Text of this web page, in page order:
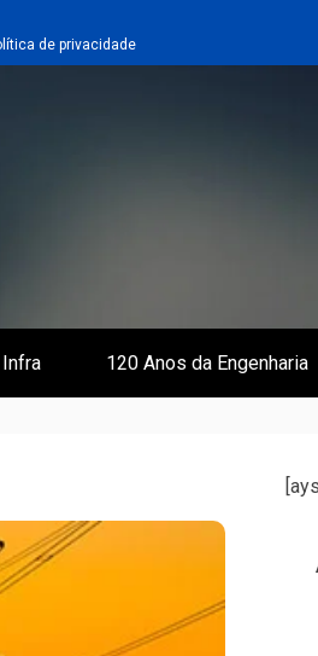
de privacidade
120 Anos da Engenharia